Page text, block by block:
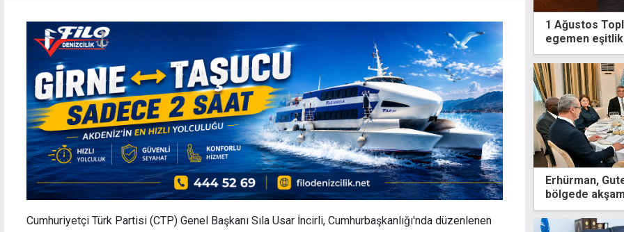
Cumhuriyetçi Türk Partisi (CTP) Genel Başkanı Sıla Usar İncirli, Cumhurbaşkanlığı'nda düzenlenen
1 Ağustos
egemen
Erhürman,
bölgede